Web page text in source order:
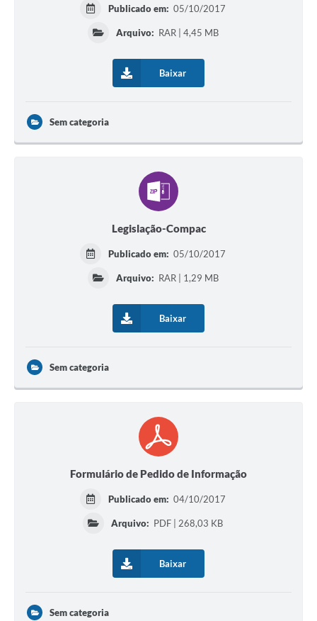
Publicado em: 05/10/2017
Arquivo: RAR | 4,45 MB
Baixar
Sem categoria
Legislação-Compac
Publicado em: 05/10/2017
Arquivo: RAR | 1,29 MB
Baixar
Sem categoria
Formulário de Pedido de Informação
Publicado em: 04/10/2017
Arquivo: PDF | 268,03 KB
Baixar
Sem categoria